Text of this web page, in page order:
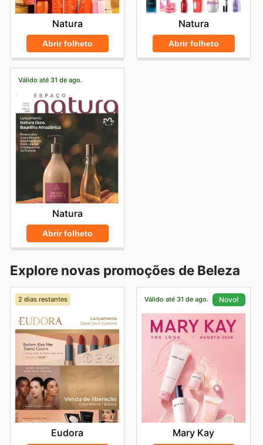
Natura
Abrir folheto
Natura
Abrir folheto
Válido até 31 de ago.
Natura
Abrir folheto
Explore novas promoções de Beleza
2 dias restantes
Eudora
Válido até 31 de ago. Novo!
Mary Kay